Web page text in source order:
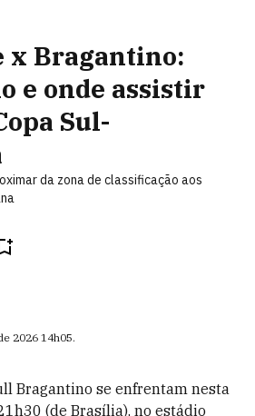
x Bragantino:
e onde assistir
Sul-
da zona de classificação aos
2026 14h05.
Bragantino se enfrentam nesta
(de Brasília), no estádio